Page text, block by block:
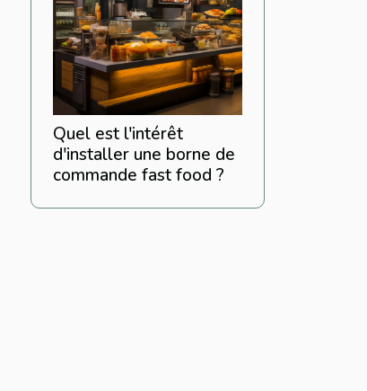
Quel est l'intérêt
d'installer une borne de
commande fast food ?